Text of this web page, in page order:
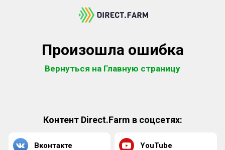
Произошла ошибка
Вернуться на Главную страницу
Контент Direct.Farm в соцсетях:
Вконтакте YouTube